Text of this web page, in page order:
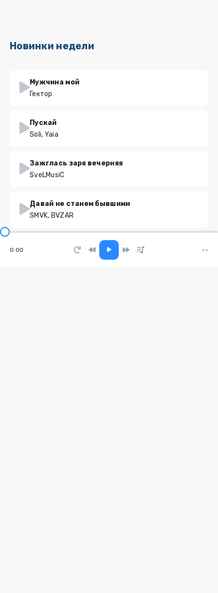
Новинки недели
Мужчина мой
Гектор
Пускай
Soli, Yaia
Зажглась заря вечерняя
SveLMusiC
Давай не станем бывшими
SMVK, BVZAR
Хочу я быть с тобой
0:00 --